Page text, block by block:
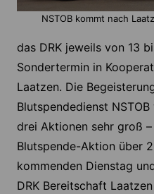
NSTOB kommt nach
das DRK jeweils von 13
Sondertermin in
Laatzen. Die
Blutspendedienst
drei Aktionen sehr groß
Blutspende-Aktion über
kommenden Dienstag
DRK Bereitschaft